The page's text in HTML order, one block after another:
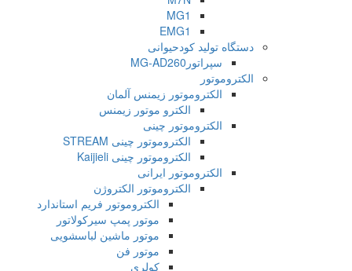
MG1
EMG1
دستگاه تولید کودحیوانی
سپراتورMG-AD260
الکتروموتور
الکتروموتور زیمنس آلمان
الکترو موتور زیمنس
الکتروموتور چینی
الکتروموتور چینی STREAM
الکتروموتور چینی Kaijieli
الکتروموتور ایرانی
الکتروموتور الکتروژن
الکتروموتور فریم استاندارد
موتور پمپ سیرکولاتور
موتور ماشین لباسشویی
موتور فن
کولری